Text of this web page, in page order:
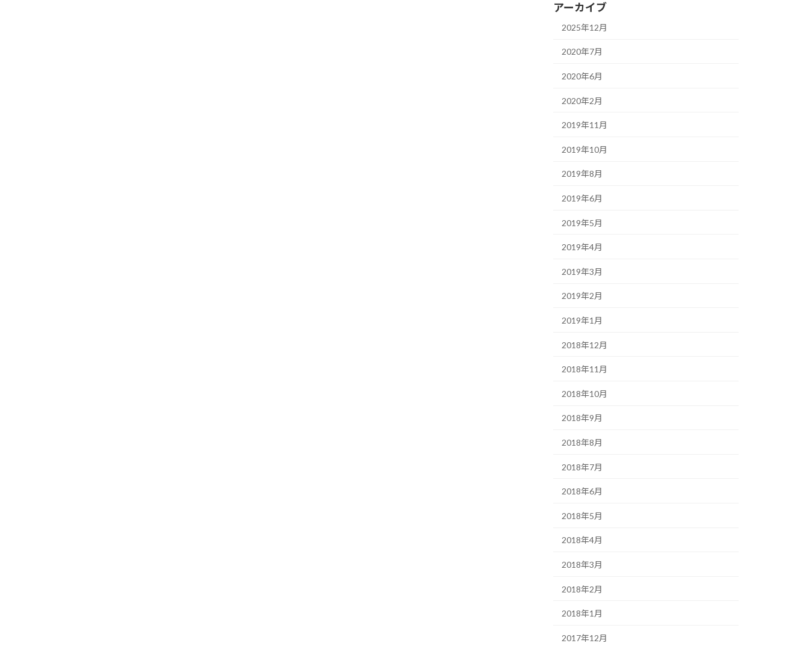
アーカイブ
2025年12月
2020年7月
2020年6月
2020年2月
2019年11月
2019年10月
2019年8月
2019年6月
2019年5月
2019年4月
2019年3月
2019年2月
2019年1月
2018年12月
2018年11月
2018年10月
2018年9月
2018年8月
2018年7月
2018年6月
2018年5月
2018年4月
2018年3月
2018年2月
2018年1月
2017年12月